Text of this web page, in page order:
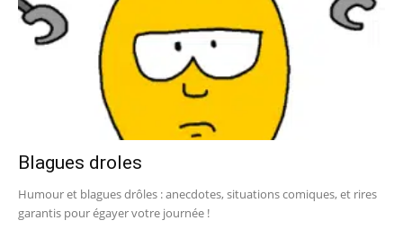
Blagues droles
Humour et blagues drôles : anecdotes, situations comiques, et rires
garantis pour égayer votre journée !